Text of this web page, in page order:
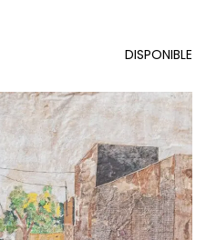
DISPONIBLE